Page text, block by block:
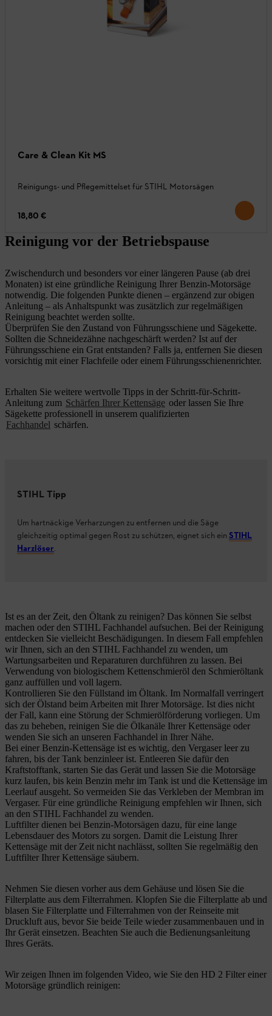
Care & Clean Kit MS
Reinigungs- und Pflegemittelset für STIHL Motorsägen
18,80 €
Reinigung vor der Betriebspause
Zwischendurch und besonders vor einer längeren Pause (ab drei
Monaten) ist eine gründliche Reinigung Ihrer Benzin-Motorsäge
notwendig. Die folgenden Punkte dienen – ergänzend zur obigen
Anleitung – als Anhaltspunkt was zusätzlich zur regelmäßigen
Reinigung beachtet werden sollte.
Überprüfen Sie den Zustand von Führungsschiene und Sägekette.
Sollten die Schneidezähne nachgeschärft werden? Ist auf der
Führungsschiene ein Grat entstanden? Falls ja, entfernen Sie diesen
vorsichtig mit einer Flachfeile oder einem Führungsschienenrichter.
Erhalten Sie weitere wertvolle Tipps in der Schritt-für-Schritt-
Anleitung zum Schärfen Ihrer Kettensäge oder lassen Sie Ihre
Sägekette professionell in unserem qualifizierten
Fachhandel schärfen.
STIHL Tipp
Um hartnäckige Verharzungen zu entfernen und die Säge
gleichzeitig optimal gegen Rost zu schützen, eignet sich ein STIHL
Harzlöser.
Ist es an der Zeit, den Öltank zu reinigen? Das können Sie selbst
machen oder den STIHL Fachhandel aufsuchen. Bei der Reinigung
entdecken Sie vielleicht Beschädigungen. In diesem Fall empfehlen
wir Ihnen, sich an den STIHL Fachhandel zu wenden, um
Wartungsarbeiten und Reparaturen durchführen zu lassen. Bei
Verwendung von biologischem Kettenschmieröl den Schmieröltank
ganz auffüllen und voll lagern.
Kontrollieren Sie den Füllstand im Öltank. Im Normalfall verringert
sich der Ölstand beim Arbeiten mit Ihrer Motorsäge. Ist dies nicht
der Fall, kann eine Störung der Schmierölförderung vorliegen. Um
das zu beheben, reinigen Sie die Ölkanäle Ihrer Kettensäge oder
wenden Sie sich an unseren Fachhandel in Ihrer Nähe.
Bei einer Benzin-Kettensäge ist es wichtig, den Vergaser leer zu
fahren, bis der Tank benzinleer ist. Entleeren Sie dafür den
Kraftstofftank, starten Sie das Gerät und lassen Sie die Motorsäge
kurz laufen, bis kein Benzin mehr im Tank ist und die Kettensäge im
Leerlauf ausgeht. So vermeiden Sie das Verkleben der Membran im
Vergaser. Für eine gründliche Reinigung empfehlen wir Ihnen, sich
an den STIHL Fachhandel zu wenden.
Luftfilter dienen bei Benzin-Motorsägen dazu, für eine lange
Lebensdauer des Motors zu sorgen. Damit die Leistung Ihrer
Kettensäge mit der Zeit nicht nachlässt, sollten Sie regelmäßig den
Luftfilter Ihrer Kettensäge säubern.
Nehmen Sie diesen vorher aus dem Gehäuse und lösen Sie die
Filterplatte aus dem Filterrahmen. Klopfen Sie die Filterplatte ab und
blasen Sie Filterplatte und Filterrahmen von der Reinseite mit
Druckluft aus, bevor Sie beide Teile wieder zusammenbauen und in
Ihr Gerät einsetzen. Beachten Sie auch die Bedienungsanleitung
Ihres Geräts.
Wir zeigen Ihnen im folgenden Video, wie Sie den HD 2 Filter einer
Motorsäge gründlich reinigen: